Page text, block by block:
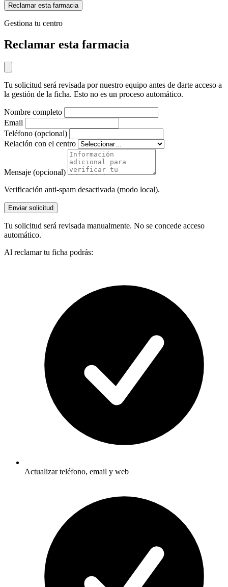
Reclamar esta farmacia
Gestiona tu centro
Reclamar esta farmacia
Tu solicitud será revisada por nuestro equipo antes de darte acceso a
la gestión de la ficha. Esto no es un proceso automático.
Nombre completo
Email
Teléfono (opcional)
Relación con el centro
Mensaje (opcional)
Verificación anti-spam desactivada (modo local).
Enviar solicitud
Tu solicitud será revisada manualmente. No se concede acceso
automático.
Al reclamar tu ficha podrás:
Actualizar teléfono, email y web